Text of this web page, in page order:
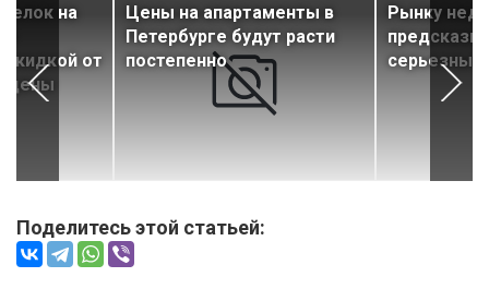
на
от
цены
Цены на апартаменты в
Петербурге будут расти
постепенно
Рынку
серьезный
Поделитесь этой статьей: